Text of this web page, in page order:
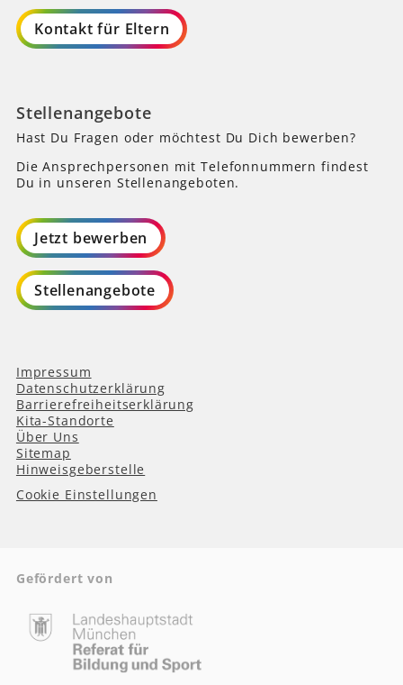
Kontakt für Eltern
Stellenangebote
Hast Du Fragen oder möchtest Du Dich bewerben?
Die Ansprechpersonen mit Telefonnummern findest
Du in unseren Stellenangeboten.
Jetzt bewerben
Stellenangebote
Impressum
Datenschutzerklärung
Barrierefreiheitserklärung
Kita-Standorte
Über Uns
Sitemap
Hinweisgeberstelle
Cookie Einstellungen
Gefördert von